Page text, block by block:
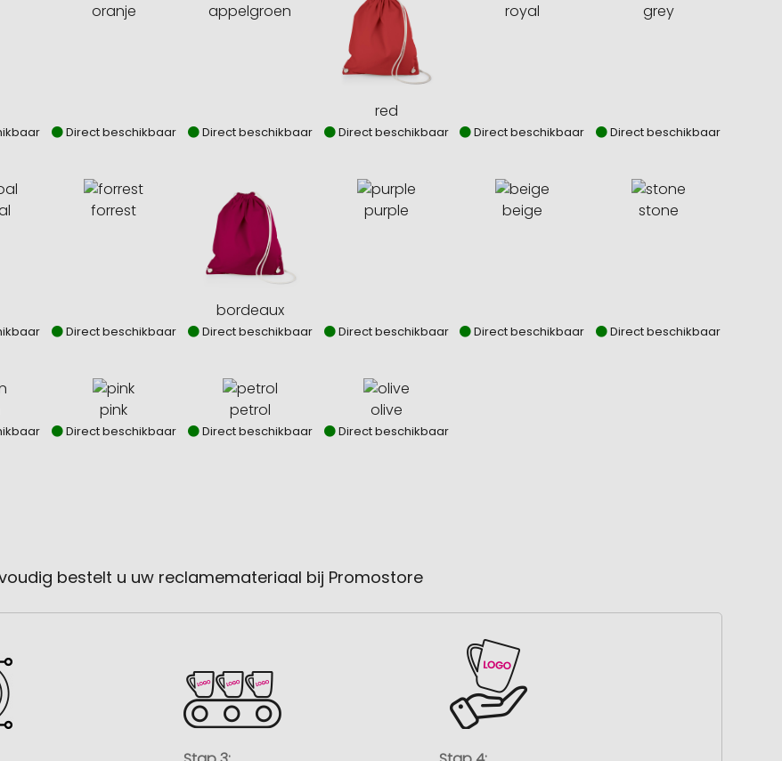
oranje
Direct beschikbaar
appelgroen
Direct beschikbaar
red
Direct beschikbaar
royal
Direct beschikbaar
grey
Direct beschikbaar
forrest
Direct beschikbaar
bordeaux
Direct beschikbaar
purple
Direct beschikbaar
beige
Direct beschikbaar
stone
Direct beschikbaar
pink
Direct beschikbaar
petrol
Direct beschikbaar
olive
Direct beschikbaar
bestelt u uw reclamemateriaal bij Promostore